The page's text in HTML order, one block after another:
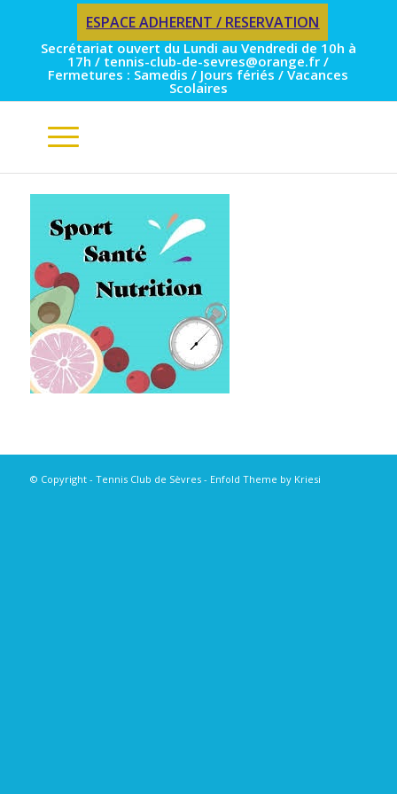
ESPACE ADHERENT / RESERVATION
Secrétariat ouvert du Lundi au Vendredi de 10h à
17h / tennis-club-de-sevres@orange.fr /
Fermetures : Samedis / Jours fériés / Vacances
Scolaires
© Copyright - Tennis Club de Sèvres - Enfold Theme by Kriesi